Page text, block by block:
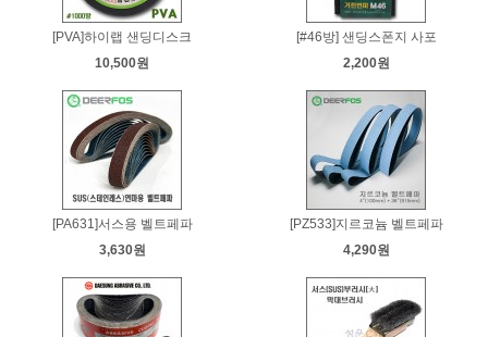
[PVA]하이랩 샌딩디스크
10,500원
[#46방] 샌딩스폰지 사포
2,200원
[PA631]서스용 벨트페파
3,630원
[PZ533]지르코늄 벨트페파
4,290원